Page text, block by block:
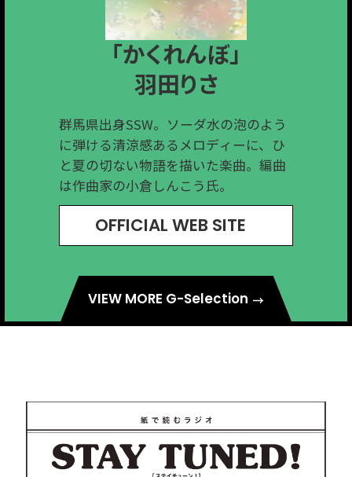
VIEW MORE G-Selection
「かくれんぼ」
羽田りさ
群馬県出身SSW。ソーダ水の泡のよう
に弾ける清涼感あるメロディーに、ひ
と夏の切ない物語を描いた楽曲。編曲
は作曲家の小倉しんこう氏。
OFFICIAL WEB SITE
「毒」
工藤さくら
高崎出身の宅録音楽家。これまでの柔
らかでアンビエントな作風とは異な
り、疾走感溢れるストロングなロック
チューンに仕上がっている。
OFFICIAL WEB SITE
「HIGHLIGHT」
Ivy to Fraudulent Game
群馬県で結成された3人組ロックバン
ド。15周年イヤーを終えた節目に制作
された本作は、原点回帰の意思を色濃
く反映したEP になった。
OFFICIAL WEB SITE
「Small tree」
脇山えりか
福岡出身・群馬在住のシンガーソング
ライター。牧歌的でハートウォームな
歌声をアコースティックサウンドとと
もに届けている。
OFFICIAL WEB SITE
「終わりが手招きしている」
HoSoVoSo
三重出身、高崎在住のシンガーソング
ライターホソボソ。「僕も誰かにアレ
ンジされたい。」という自身の一言か
ら、登山仲間で音楽家のはるこうべさ
んによるアレンジが決まり制作した
OFFICIAL WEB SITE